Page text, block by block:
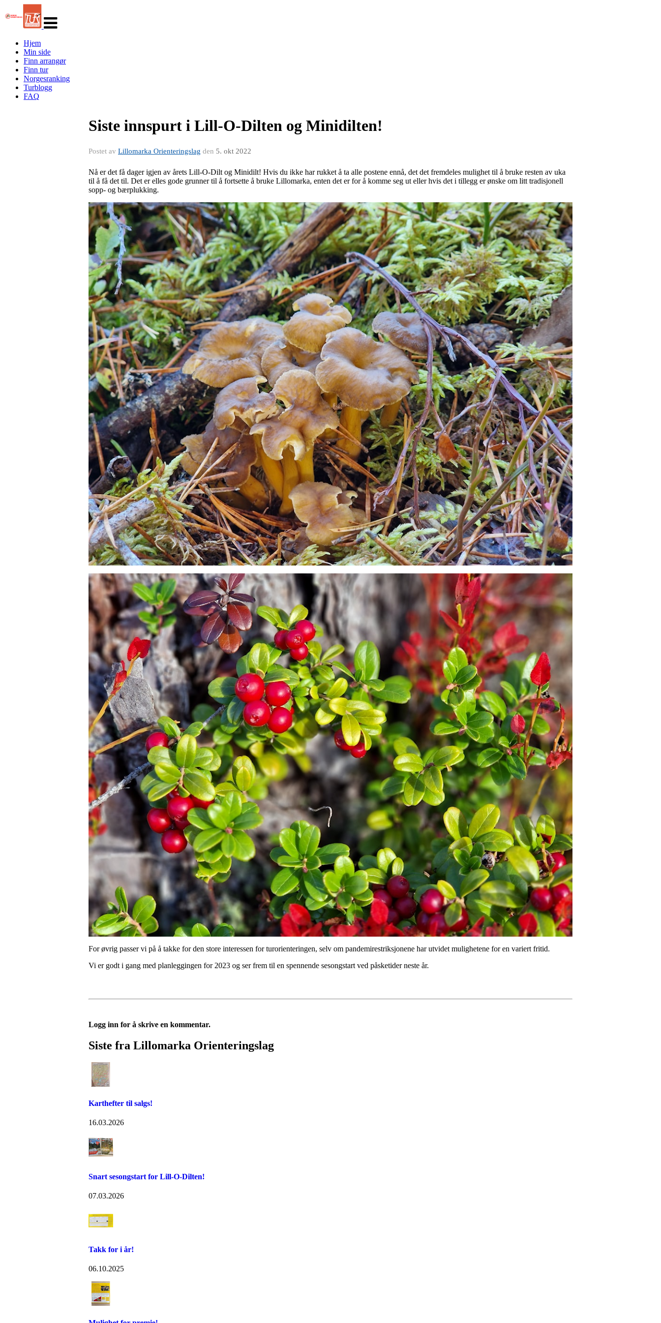
navigasjon
Hjem
Min side
Finn arrangør
Finn tur
Norgesranking
Turblogg
FAQ
Siste innspurt i Lill-O-Dilten og Minidilten!
Postet av Lillomarka Orienteringslag den 5. okt 2022
Nå er det få dager igjen av årets Lill-O-Dilt og Minidilt! Hvis du ikke har rukket å ta alle postene ennå, det det fremdeles mulighet til å bruke resten av uka
til å få det til. Det er elles gode grunner til å fortsette å bruke Lillomarka, enten det er for å komme seg ut eller hvis det i tillegg er ønske om litt tradisjonell
sopp- og bærplukking.
For øvrig passer vi på å takke for den store interessen for turorienteringen, selv om pandemirestriksjonene har utvidet mulighetene for en variert fritid.
Vi er godt i gang med planleggingen for 2023 og ser frem til en spennende sesongstart ved påsketider neste år.
Logg inn for å skrive en kommentar.
Siste fra Lillomarka Orienteringslag
Karthefter til salgs!
16.03.2026
Snart sesongstart for Lill-O-Dilten!
07.03.2026
Takk for i år!
06.10.2025